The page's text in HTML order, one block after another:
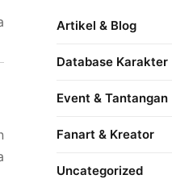
Artikel & Blog
Database Karakter
Event & Tantangan
Fanart & Kreator
Uncategorized